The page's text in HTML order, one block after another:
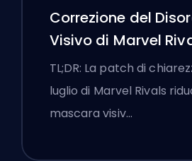
Correzione del
Visivo di Marvel
Impostazioni
Dopo la Patch del
TL;DR: La patch di
luglio di Marvel Rivals
mascara visiv…